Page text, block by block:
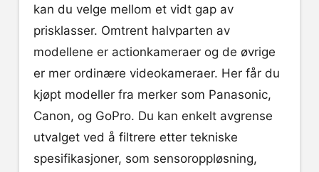
kan du velge mellom et vidt gap av
prisklasser. Omtrent halvparten av
modellene er actionkameraer og de øvrige
er mer ordinære videokameraer. Her får du
kjøpt modeller fra merker som Panasonic,
Canon, og GoPro. Du kan enkelt avgrense
utvalget ved å filtrere etter tekniske
spesifikasjoner, som sensoroppløsning,